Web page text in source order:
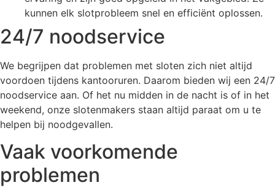
kunnen elk slotprobleem snel en efficiënt oplossen.
24/7 noodservice
We begrijpen dat problemen met sloten zich niet altijd
voordoen tijdens kantooruren. Daarom bieden wij een 24/7
noodservice aan. Of het nu midden in de nacht is of in het
weekend, onze slotenmakers staan altijd paraat om u te
helpen bij noodgevallen.
Vaak voorkomende
problemen